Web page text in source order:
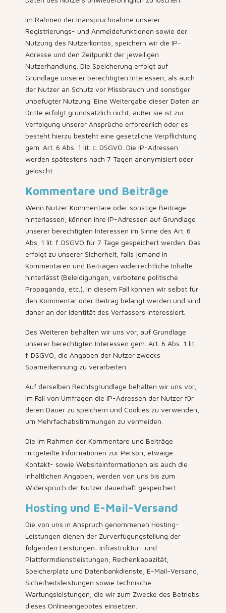
Im Rahmen der Inanspruchnahme unserer
Registrierungs- und Anmeldefunktionen sowie der
Nutzung des Nutzerkontos, speichern wir die IP-
Adresse und den Zeitpunkt der jeweiligen
Nutzerhandlung. Die Speicherung erfolgt auf
Grundlage unserer berechtigten Interessen, als auch
der Nutzer an Schutz vor Missbrauch und sonstiger
unbefugter Nutzung. Eine Weitergabe dieser Daten an
Dritte erfolgt grundsätzlich nicht, außer sie ist zur
Verfolgung unserer Ansprüche erforderlich oder es
besteht hierzu besteht eine gesetzliche Verpflichtung
gem. Art. 6 Abs. 1 lit. c. DSGVO. Die IP-Adressen
werden spätestens nach 7 Tagen anonymisiert oder
gelöscht.
Kommentare und Beiträge
Wenn Nutzer Kommentare oder sonstige Beiträge
hinterlassen, können ihre IP-Adressen auf Grundlage
unserer berechtigten Interessen im Sinne des Art. 6
Abs. 1 lit. f. DSGVO für 7 Tage gespeichert werden. Das
erfolgt zu unserer Sicherheit, falls jemand in
Kommentaren und Beiträgen widerrechtliche Inhalte
hinterlässt (Beleidigungen, verbotene politische
Propaganda, etc.). In diesem Fall können wir selbst für
den Kommentar oder Beitrag belangt werden und sind
daher an der Identität des Verfassers interessiert.
Des Weiteren behalten wir uns vor, auf Grundlage
unserer berechtigten Interessen gem. Art. 6 Abs. 1 lit.
f. DSGVO, die Angaben der Nutzer zwecks
Spamerkennung zu verarbeiten.
Auf derselben Rechtsgrundlage behalten wir uns vor,
im Fall von Umfragen die IP-Adressen der Nutzer für
deren Dauer zu speichern und Cookies zu verwenden,
um Mehrfachabstimmungen zu vermeiden.
Die im Rahmen der Kommentare und Beiträge
mitgeteilte Informationen zur Person, etwaige
Kontakt- sowie Websiteinformationen als auch die
inhaltlichen Angaben, werden von uns bis zum
Widerspruch der Nutzer dauerhaft gespeichert.
Hosting und E-Mail-Versand
Die von uns in Anspruch genommenen Hosting-
Leistungen dienen der Zurverfügungstellung der
folgenden Leistungen: Infrastruktur- und
Plattformdienstleistungen, Rechenkapazität,
Speicherplatz und Datenbankdienste, E-Mail-Versand,
Sicherheitsleistungen sowie technische
Wartungsleistungen, die wir zum Zwecke des Betriebs
dieses Onlineangebotes einsetzen.